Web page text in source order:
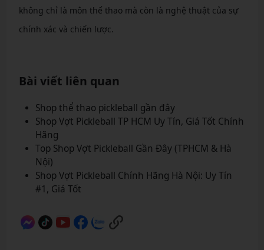
không chỉ là môn thể thao mà còn là nghệ thuật của sự
chính xác và chiến lược.
Bài viết liên quan
Shop thể thao pickleball gần đây
Shop Vợt Pickleball TP HCM Uy Tín, Giá Tốt Chính
Hãng
Top Shop Vợt Pickleball Gần Đây (TPHCM & Hà
Nội)
Shop Vợt Pickleball Chính Hãng Hà Nội: Uy Tín
#1, Giá Tốt